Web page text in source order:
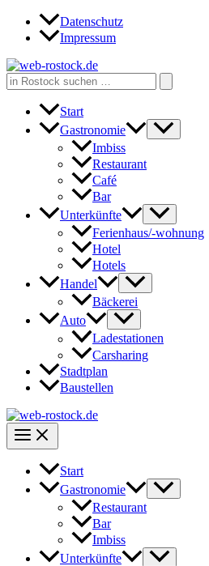
Zum
Inhalt
Datenschutz
Impressum
Search
for:
Start
Gastronomie
Imbiss
Restaurant
Café
Bar
Unterkünfte
Ferienhaus/-wohnung
Hotel
Hotels
Handel
Bäckerei
Auto
Ladestationen
Carsharing
Stadtplan
Baustellen
Start
Gastronomie
Restaurant
Bar
Imbiss
Unterkünfte